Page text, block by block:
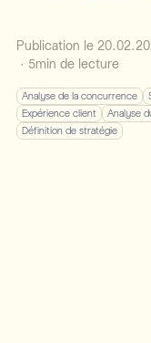
Publication le 20.02.
· 5min de lecture
Analyse de la concurrence
Expérience client
Analyse
Définition de stratégie